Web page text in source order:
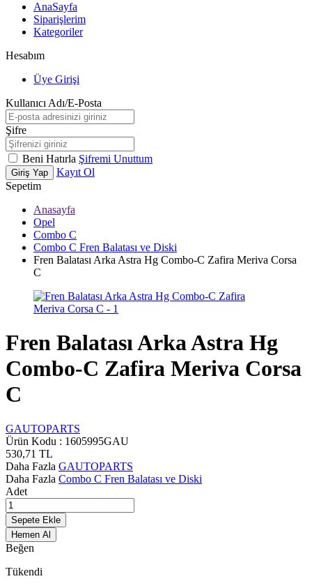
AnaSayfa
Siparişlerim
Kategoriler
Hesabım
Üye Girişi
Kullanıcı Adı/E-Posta
Şifre
Beni Hatırla Şifremi Unuttum
Giriş Yap
Kayıt Ol
Sepetim
Anasayfa
Opel
Combo C
Combo C Fren Balatası ve Diski
Fren Balatası Arka Astra Hg Combo-C Zafira Meriva Corsa
C
Fren Balatası Arka Astra Hg
Combo-C Zafira Meriva Corsa
C
GAUTOPARTS
Ürün Kodu : 1605995GAU
530,71 TL
Daha Fazla GAUTOPARTS
Daha Fazla Combo C Fren Balatası ve Diski
Adet
Sepete Ekle
Hemen Al
Beğen
Tükendi